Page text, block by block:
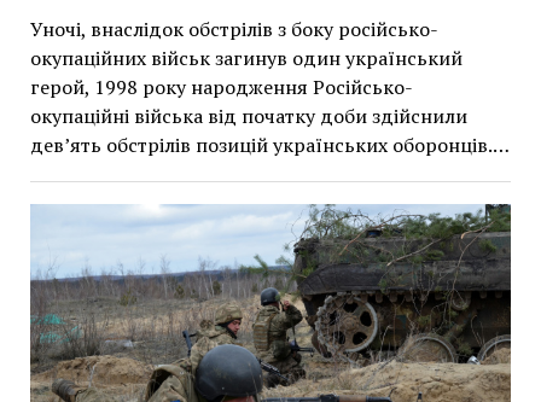
Уночі, внаслідок обстрілів з боку російсько-
окупаційних військ загинув один український
герой, 1998 року народження Російсько-
окупаційні війська від початку доби здійснили
дев’ять обстрілів позицій українських оборонців.…